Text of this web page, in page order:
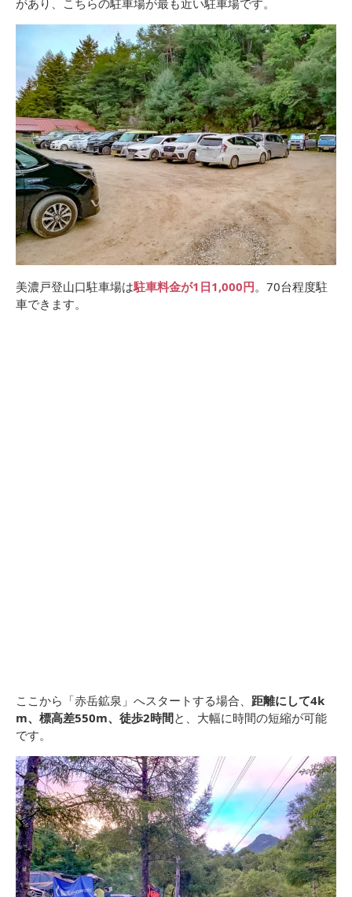
美濃戸登山口駐車場は駐車料金が1日1,000円。70台程度駐
車できます。
ここから「赤岳鉱泉」へスタートする場合、 距離にして4k
m、標高差550m、徒歩2時間と、大幅に時間の短縮が可能
です。